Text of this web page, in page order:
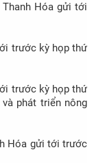
Hóa gửi tới
trước kỳ họp thứ
trước kỳ họp thứ
phát triển nông
Hóa gửi tới trước